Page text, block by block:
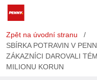
Zpět na úvodní stranu
/
SBÍRKA POTRAVIN V
ZÁKAZNÍCI DAROVALI
MILIONU KORUN